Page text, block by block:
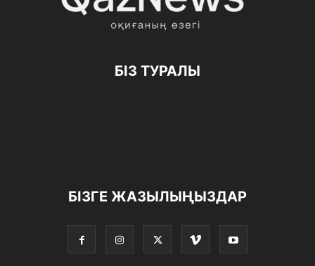
БІЗ ТУРАЛЫ
БІЗГЕ ЖАЗЫЛЫҢЫЗДАР